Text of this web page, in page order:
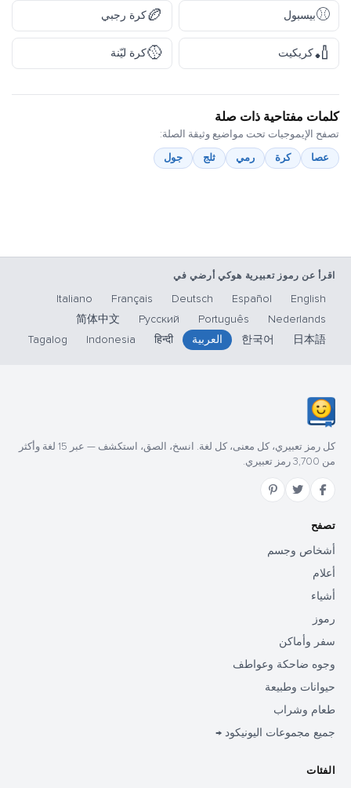
⚾بيسبول 🏉كرة رجبي
🏏كريكيت 🥎كرة ليّنة
كلمات مفتاحية ذات صلة
تصفح الإيموجيات تحت مواضيع وثيقة الصلة:
عصا
كرة رمي ثلج جول
اقرأ عن رموز تعبيرية هوكي أرضي في
English
Español
Deutsch
Français
Italiano
Nederlands
Português
Русский
简体中文
日本語
한국어 العربية हिन्दी
Indonesia
Tagalog
كل رمز تعبيري، كل معنى، كل لغة. انسخ، الصق، استكشف — عبر 15 لغة وأكثر
من 3,700 رمز تعبيري.
تصفح
أشخاص وجسم
أعلام
أشياء
رموز
سفر وأماكن
وجوه ضاحكة وعواطف
حيوانات وطبيعة
طعام وشراب
جميع مجموعات اليونيكود →
الفئات